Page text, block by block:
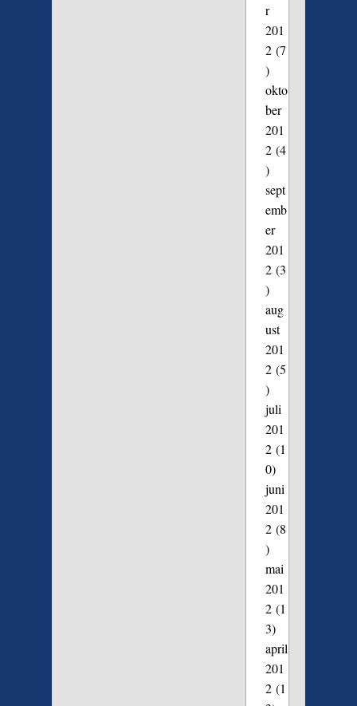
r
201
2(7
)
okto
ber
201
2(4
)
sept
emb
er
201
2(3
)
aug
ust
201
2(5
)
juli
201
2(1
0)
juni
201
2(8
)
mai
201
2(1
3)
april
201
2(1